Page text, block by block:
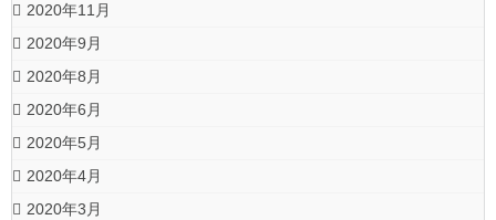
2020年11月
2020年9月
2020年8月
2020年6月
2020年5月
2020年4月
2020年3月